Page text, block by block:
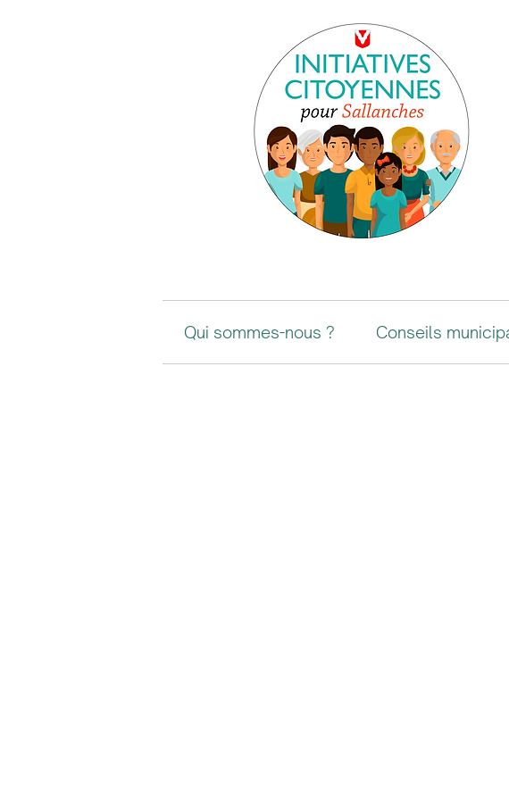
Qui sommes-nous ? Conseils